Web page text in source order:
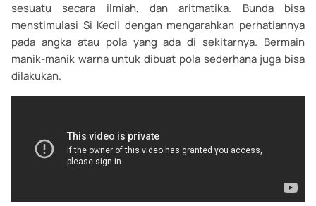
sesuatu secara ilmiah, dan aritmatika. Bunda bisa
menstimulasi Si Kecil dengan mengarahkan perhatiannya
pada angka atau pola yang ada di sekitarnya. Bermain
manik-manik warna untuk dibuat pola sederhana juga bisa
dilakukan.